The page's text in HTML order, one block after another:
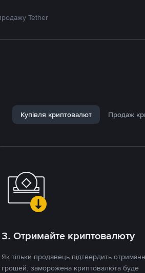
Tether
Купівля криптовалют Продаж
3. Отримайте криптовалюту
Як тільки продавець підтвердить
грошей, заморожена криптовалюта буде